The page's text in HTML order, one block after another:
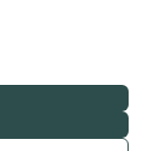
Bever
B.V.